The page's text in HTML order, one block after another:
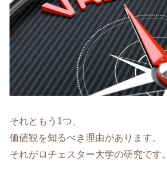
それともう1つ、
価値観を知るべき理由があります。
それがロチェスター大学の研究です。